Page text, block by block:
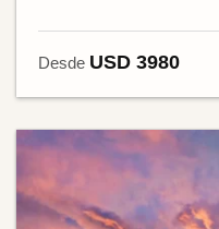
Desde USD 3980